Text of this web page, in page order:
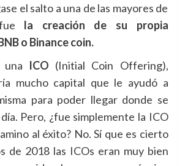
el salto a una de las mayores de
la creación de su propia
o Binance coin.
ICO (Initial Coin Offering),
mucho capital que le ayudó a
para poder llegar donde se
Pero, ¿fue simplemente la ICO
al éxito? No. Sí que es cierto
de 2018 las ICOs eran muy bien